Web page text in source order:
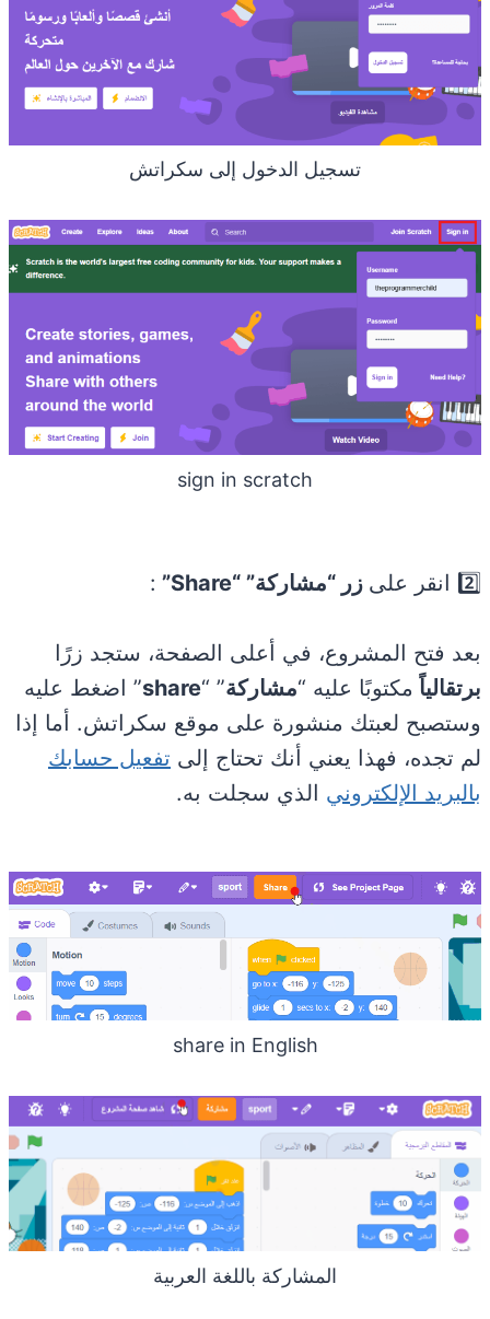
تسجيل الدخول إلى سكراتش
sign in scratch
2️⃣ انقر على زر “مشاركة” “Share” :
بعد فتح المشروع، في أعلى الصفحة، ستجد زرًا
برتقالياً مكتوبًا عليه “مشاركة” “
share” اضغط عليه
وستصبح لعبتك منشورة على موقع سكراتش. أما إذا
لم تجده، فهذا يعني أنك تحتاج إلى تفعيل حسابك
بالبريد الإلكتروني الذي سجلت به.
share in English
المشاركة باللغة العربية